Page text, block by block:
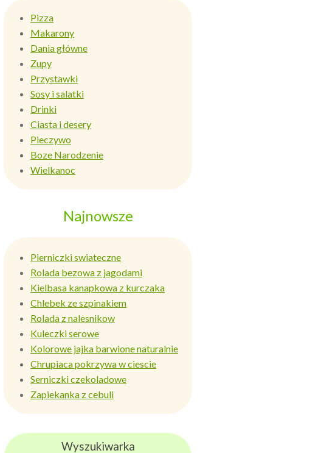
Pizza
Makarony
Dania główne
Zupy
Przystawki
Sosy i salatki
Drinki
Ciasta i desery
Pieczywo
Boze Narodzenie
Wielkanoc
Najnowsze
Pierniczki swiateczne
Rolada bezowa z jagodami
Kielbasa kanapkowa z kurczaka
Chlebek ze szpinakiem
Rolada z nalesnikow
Kuleczki serowe
Kolorowe jajka barwione naturalnie
Chrupiaca pokrzywa w ciescie
Serniczki czekoladowe
Zapiekanka z cebuli
Wyszukiwarka